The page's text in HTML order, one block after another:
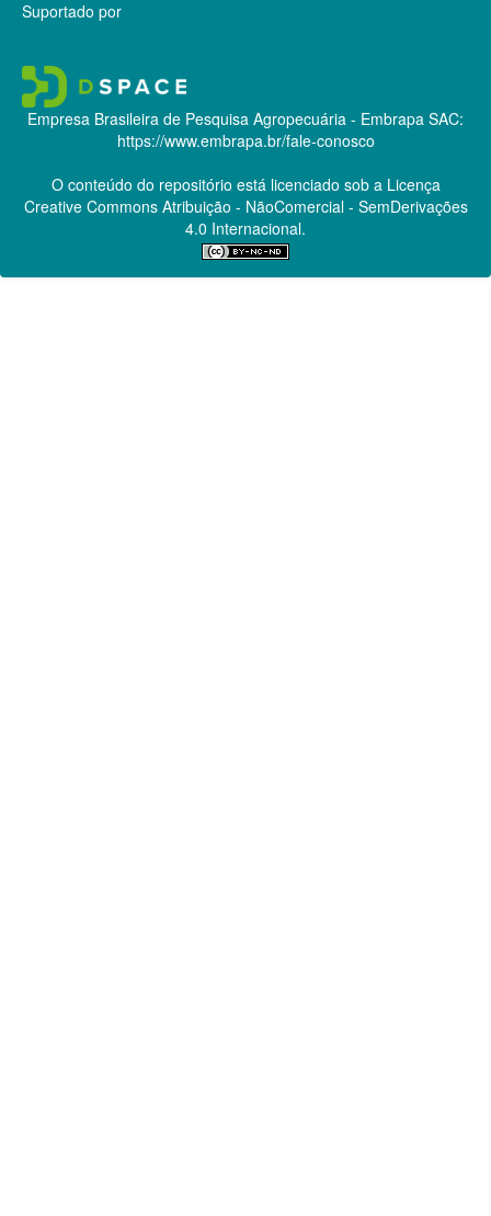
Suportado por
Empresa Brasileira de Pesquisa Agropecuária - Embrapa SAC:
https://www.embrapa.br/fale-conosco
O conteúdo do repositório está licenciado sob a Licença
Creative CommonsAtribuição - NãoComercial - SemDerivações
4.0 Internacional.